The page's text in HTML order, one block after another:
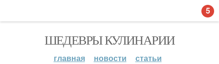
ШЕДЕВРЫ КУЛИНАРИИ
главная новости статьи
5